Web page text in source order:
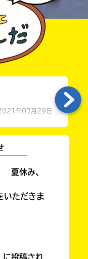
年07月29日
夏休み、
いただきま
に投稿され